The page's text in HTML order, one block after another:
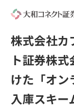
株式会社カ
ト証券株
けた「オ
入庫スキー